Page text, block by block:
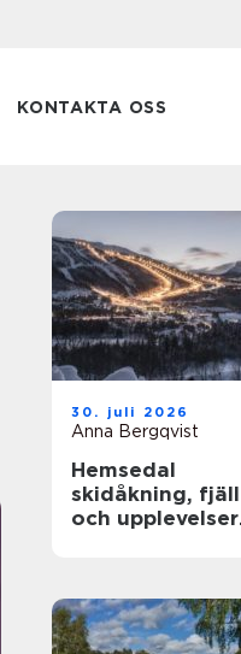
KONTAKTA OSS
30. juli 2026
Anna Bergqvist
Hemsedal
skidåkning, fjäll
och upplevelser